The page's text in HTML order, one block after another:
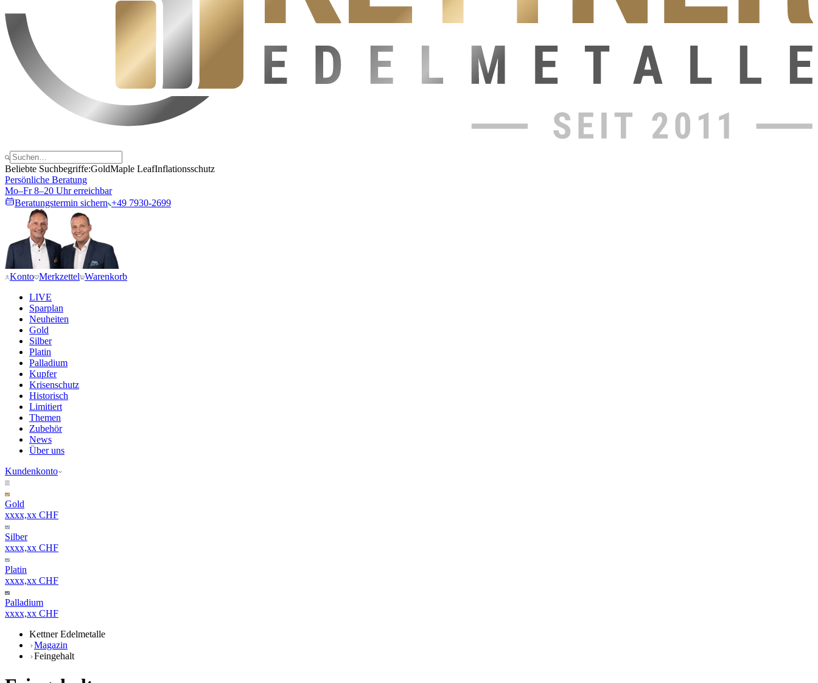
Beliebte Suchbegriffe:GoldMaple LeafInflationsschutz
Persönliche Beratung
Mo–Fr 8–20 Uhr erreichbar
Beratungstermin sichern +49 7930-2699
Konto Merkzettel Warenkorb
LIVE
Sparplan
Neuheiten
Gold
Silber
Platin
Palladium
Kupfer
Krisenschutz
Historisch
Limitiert
Themen
Zubehör
News
Über uns
Kundenkonto
Gold
xxxx,xx CHF
Silber
xxxx,xx CHF
Platin
xxxx,xx CHF
Palladium
xxxx,xx CHF
Kettner Edelmetalle
Magazin
Feingehalt